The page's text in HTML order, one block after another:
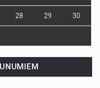
28 29 30